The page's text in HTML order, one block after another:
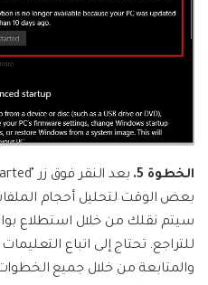
الخطوة 5.
بعض الوقت لتحليل أحجام
للتراجع. تحتاج إلى اتباع
والمتابعة من خلال جميع